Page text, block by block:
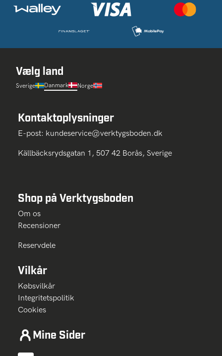
Vælg land
Sverige Danmark Norge
Kontaktoplysninger
E-post: kundeservice@verktygsboden.dk
Källbäcksrydsgatan 1, 507 42 Borås, Sverige
Shop på Verktygsboden
Om os
Recensioner
Reservdele
Vilkår
Købsvilkår
Integritetspolitik
Cookies
Mine Sider